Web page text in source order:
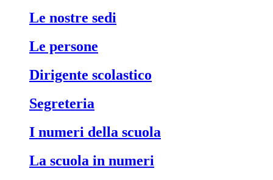
le nostre sedi
le persone
dirigente scolastico
segreteria
i numeri della scuola
la scuola in numeri